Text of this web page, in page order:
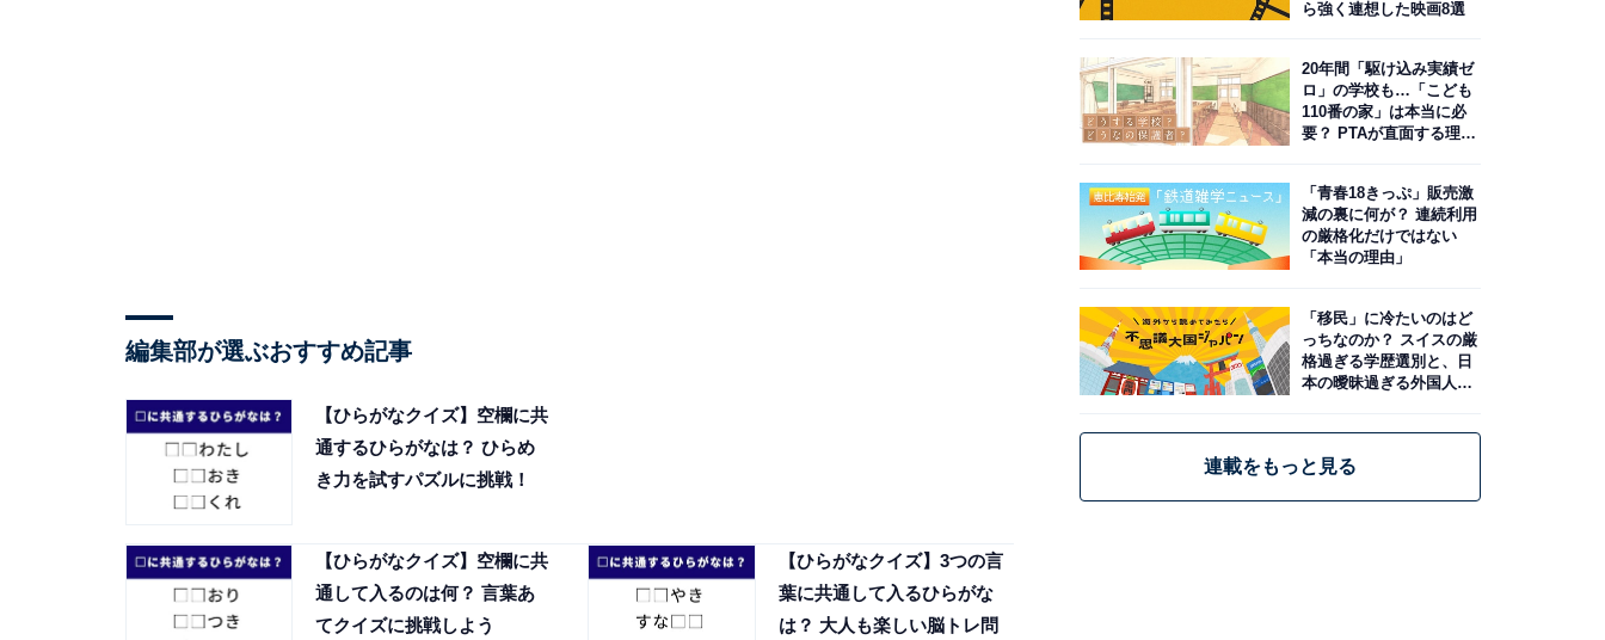
編集部が選ぶおすすめ記事
【ひらがなクイズ】空欄に共
通するひらがなは？ ひらめ
き力を試すパズルに挑戦！
【ひらがなクイズ】空欄に共
通して入るのは何？ 言葉あ
てクイズに挑戦しよう
【ひらがなクイズ】3つの言
葉に共通して入るひらがな
は？ 大人も楽しい脳トレ問
ら強く連想した映画8選
20年間「駆け込み実績ゼ
ロ」の学校も…「こども
110番の家」は本当に必
要？ PTAが直面する理想
「青春18きっぷ」販売激
減の裏に何が？ 連続利用
の厳格化だけではない
「本当の理由」
「移民」に冷たいのはど
っちなのか？ スイスの厳
格過ぎる学歴選別と、日
本の曖昧過ぎる外国人政
連載をもっと見る